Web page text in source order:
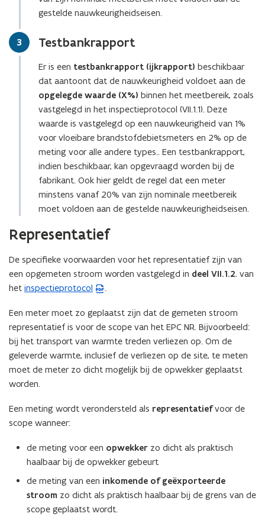
gestelde nauwkeurigheidseisen.
Stap
3 Testbankrapport
Er is een testbankrapport (ijkrapport) beschikbaar
dat aantoont dat de nauwkeurigheid voldoet aan de
opgelegde waarde (X%) binnen het meetbereik, zoals
vastgelegd in het inspectieprotocol (VII.1.1). Deze
waarde is vastgelegd op een nauwkeurigheid van 1%
voor vloeibare brandstofdebietsmeters en 2% op de
meting voor alle andere types.. Een testbankrapport,
indien beschikbaar, kan opgevraagd worden bij de
fabrikant. Ook hier geldt de regel dat een meter
minstens vanaf 20% van zijn nominale meetbereik
moet voldoen aan de gestelde nauwkeurigheidseisen.
Representatief
De specifieke voorwaarden voor het representatief zijn van
een opgemeten stroom worden vastgelegd in deel VII.1.2. van
het inspectieprotocol
(
D
F
b
e
s
t
o
p
n
t
.
Een meter moet zo geplaatst zijn dat de gemeten stroom
representatief is voor de scope van het EPC NR. Bijvoorbeeld:
bij het transport van warmte treden verliezen op. Om de
geleverde warmte, inclusief de verliezen op de site, te meten
moet de meter zo dicht mogelijk bij de opwekker geplaatst
worden.
Een meting wordt verondersteld als representatiefvoor de
scope wanneer:
de meting voor een opwekker zo dicht als praktisch
haalbaar bij de opwekker gebeurt
de meting van een inkomende of geëxporteerde
stroom zo dicht als praktisch haalbaar bij de grens van de
scope geplaatst wordt.